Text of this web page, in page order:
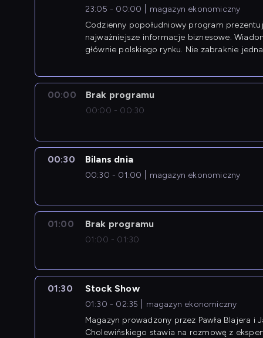
23:05 - 00:00
magazyn ekonomiczny
Codzienny popołudniowy program
najważniejsze informacje biznesowe.
głównie polskiego rynku. Nie zabraknie
00:00 Brak programu
00:00 - 00:30
00:30 Bilans dnia
00:30 - 01:00 magazyn ekonomiczny
01:00 Brak programu
01:00 - 01:30
01:30 Stock Show
01:30 - 02:35
magazyn ekonomiczny
Magazyn prowadzony przez Pawła Blajera i
Cholewińskiego stawia na rozmowę z